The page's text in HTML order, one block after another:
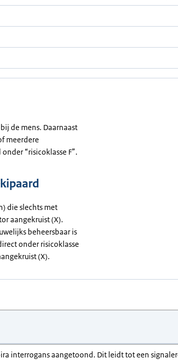
de mens. Daarnaast
meerdere
“risicoklasse F”.
die slechts met
aangekruist (X).
beheersbaar is
onder risicoklasse
(X).
interrogans aangetoond. Dit leidt tot een